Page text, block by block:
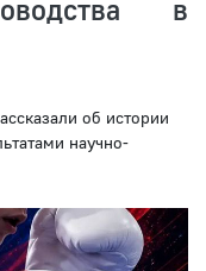
в
об истории
научно-